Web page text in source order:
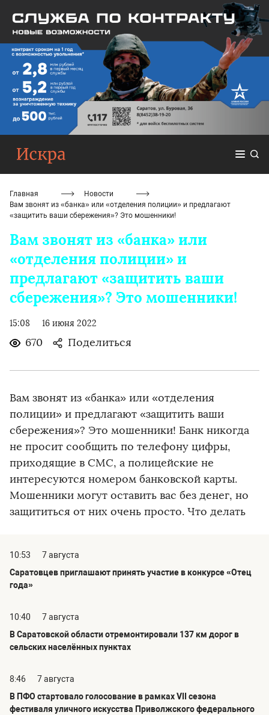
Главная
Новости
Вам звонят из «банка» или «отделения полиции» и предлагают
«защитить ваши сбережения»? Это мошенники!
Вам звонят из «банка» или
«отделения полиции» и
предлагают «защитить ваши
сбережения»? Это мошенники!
15:08 16 июня 2022
670 Поделиться
Вам звонят из «банка» или «отделения
полиции» и предлагают «защитить ваши
сбережения»? Это мошенники! Банк никогда
не просит сообщить по телефону цифры,
приходящие в СМС, а полицейские не
интересуются номером банковской карты.
Мошенники могут оставить вас без денег, но
защититься от них очень просто. Что делать
10:53
7 августа
Саратовцев приглашают принять участие в конкурсе «Отец
года»
10:40
7 августа
В Саратовской области отремонтировали 137 км дорог в
сельских населённых пунктах
8:46
7 августа
В ПФО стартовало голосование в рамках VII сезона
фестиваля уличного искусства Приволжского федерального